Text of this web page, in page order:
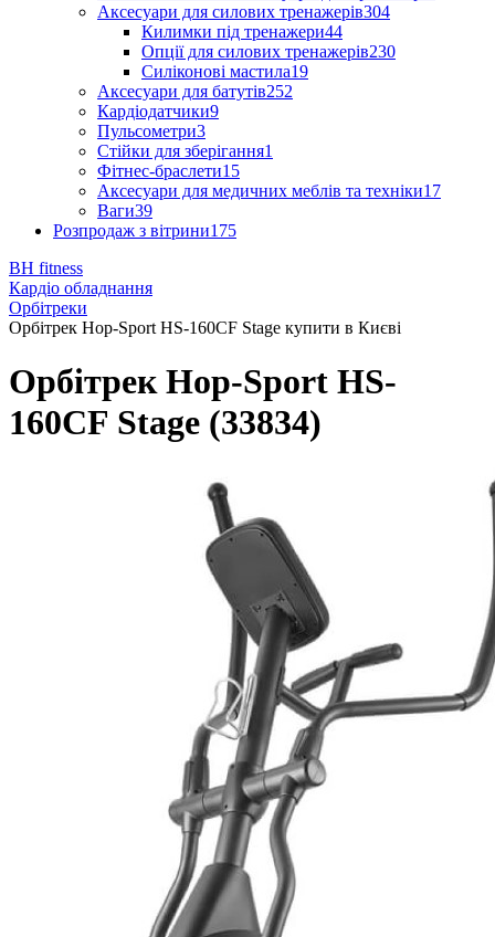
Аксесуари для силових тренажерів304
Килимки під тренажери44
Опції для силових тренажерів230
Силіконові мастила19
Аксесуари для батутів252
Кардіодатчики9
Пульсометри3
Стійки для зберігання1
Фітнес-браслети15
Аксесуари для медичних меблів та техніки17
Ваги39
Розпродаж з вітрини175
BH fitness
Кардіо обладнання
Орбітреки
Орбітрек Hop-Sport HS-160CF Stage купити в Києві
Орбітрек Hop-Sport HS-
160CF Stage (33834)